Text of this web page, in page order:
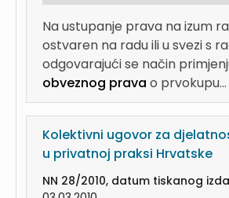
Na ustupanje prava na izum
ostvaren na radu ili u svezi s
odgovarajući se način
obveznog prava o prvokupu...
Kolektivni ugovor za
u privatnoj praksi Hrvatske
NN 28/2010, datum tiskanog